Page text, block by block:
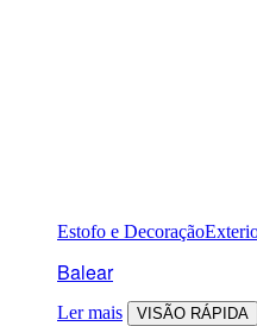
Estofo e Decoração
Balear
Ler mais VISÃO RÁPIDA